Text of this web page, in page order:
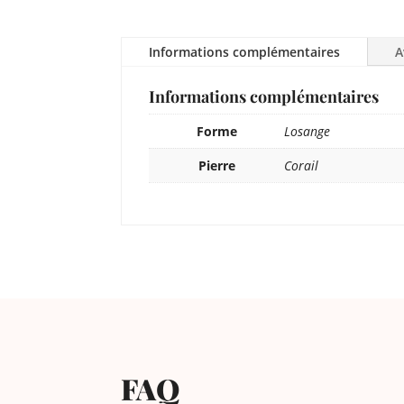
Informations complémentaires
Informations complémentaires
Forme
Losange
Pierre
Corail
FAQ